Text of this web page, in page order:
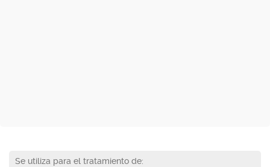
Se utiliza para el tratamiento de: